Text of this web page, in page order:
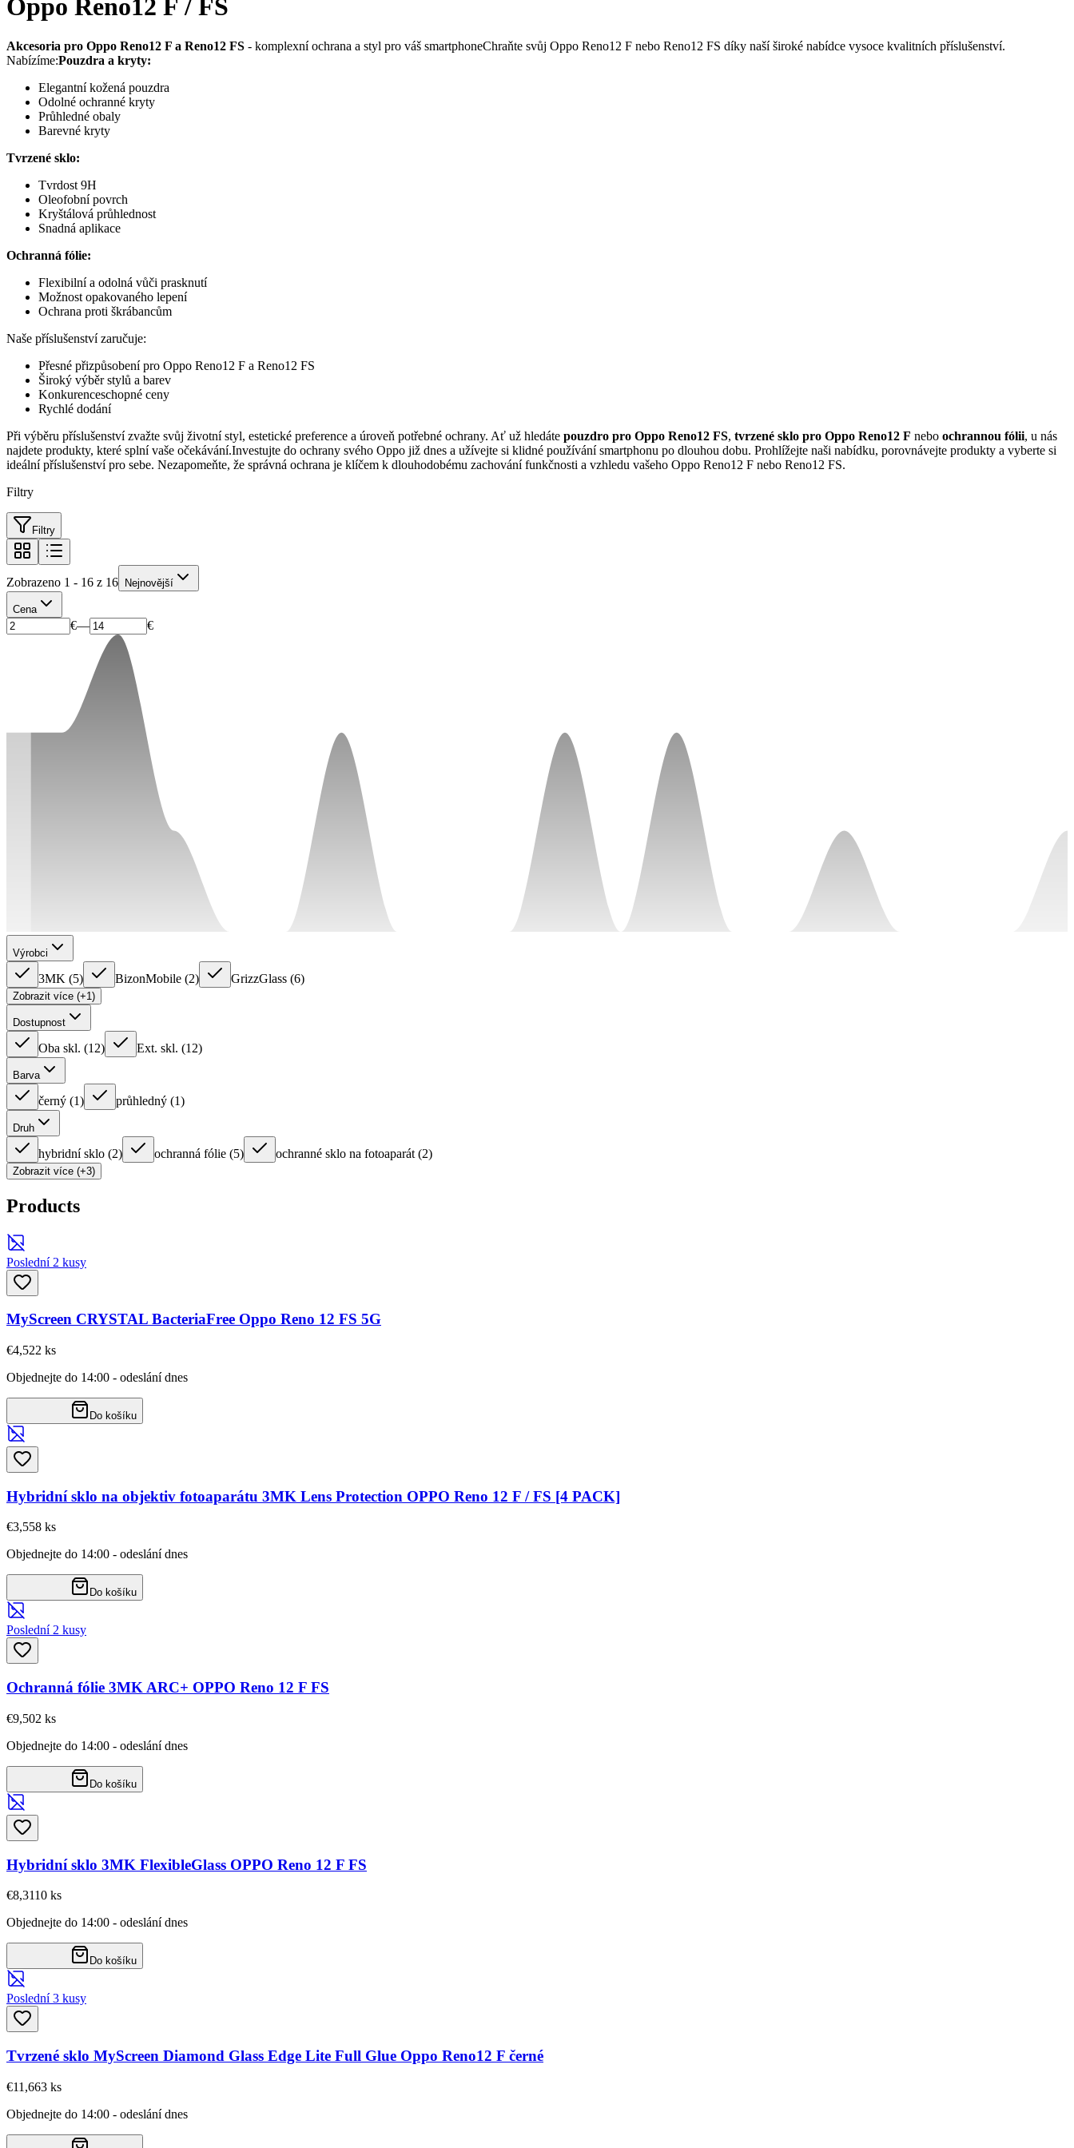
Oppo Reno12 F / FS
Akcesoria pro Oppo Reno12 F a Reno12 FS - komplexní ochrana a styl pro váš smartphoneChraňte svůj Oppo Reno12 F nebo Reno12 FS díky naší široké nabídce vysoce kvalitních příslušenství.
Nabízíme:Pouzdra a kryty:
Elegantní kožená pouzdra
Odolné ochranné kryty
Průhledné obaly
Barevné kryty
Tvrzené sklo:
Tvrdost 9H
Oleofobní povrch
Kryštálová průhlednost
Snadná aplikace
Ochranná fólie:
Flexibilní a odolná vůči prasknutí
Možnost opakovaného lepení
Ochrana proti škrábancům
Naše příslušenství zaručuje:
Přesné přizpůsobení pro Oppo Reno12 F a Reno12 FS
Široký výběr stylů a barev
Konkurenceschopné ceny
Rychlé dodání
Při výběru příslušenství zvažte svůj životní styl, estetické preference a úroveň potřebné ochrany. Ať už hledáte pouzdro pro Oppo Reno12 FS, tvrzené sklo pro Oppo Reno12 F nebo ochrannou fólii, u nás
najdete produkty, které splní vaše očekávání.Investujte do ochrany svého Oppo již dnes a užívejte si klidné používání smartphonu po dlouhou dobu. Prohlížejte naši nabídku, porovnávejte produkty a vyberte si
ideální příslušenství pro sebe. Nezapomeňte, že správná ochrana je klíčem k dlouhodobému zachování funkčnosti a vzhledu vašeho Oppo Reno12 F nebo Reno12 FS.
Filtry
Filtry
Zobrazeno 1 - 16 z 16 Nejnovější
Cena
€— €
Výrobci
3MK (5) BizonMobile (2) GrizzGlass (6)
Zobrazit více (+1)
Dostupnost
Oba skl. (12) Ext. skl. (12)
Barva
černý (1) průhledný (1)
Druh
hybridní sklo (2) ochranná fólie (5) ochranné sklo na fotoaparát (2)
Zobrazit více (+3)
Products
Poslední 2 kusy
MyScreen CRYSTAL BacteriaFree Oppo Reno 12 FS 5G
€4,522 ks
Objednejte do 14:00 - odeslání dnes
Do košíku
Hybridní sklo na objektiv fotoaparátu 3MK Lens Protection OPPO Reno 12 F / FS [4 PACK]
€3,558 ks
Objednejte do 14:00 - odeslání dnes
Do košíku
Poslední 2 kusy
Ochranná fólie 3MK ARC+ OPPO Reno 12 F FS
€9,502 ks
Objednejte do 14:00 - odeslání dnes
Do košíku
Hybridní sklo 3MK FlexibleGlass OPPO Reno 12 F FS
€8,3110 ks
Objednejte do 14:00 - odeslání dnes
Do košíku
Poslední 3 kusy
Tvrzené sklo MyScreen Diamond Glass Edge Lite Full Glue Oppo Reno12 F černé
€11,663 ks
Objednejte do 14:00 - odeslání dnes